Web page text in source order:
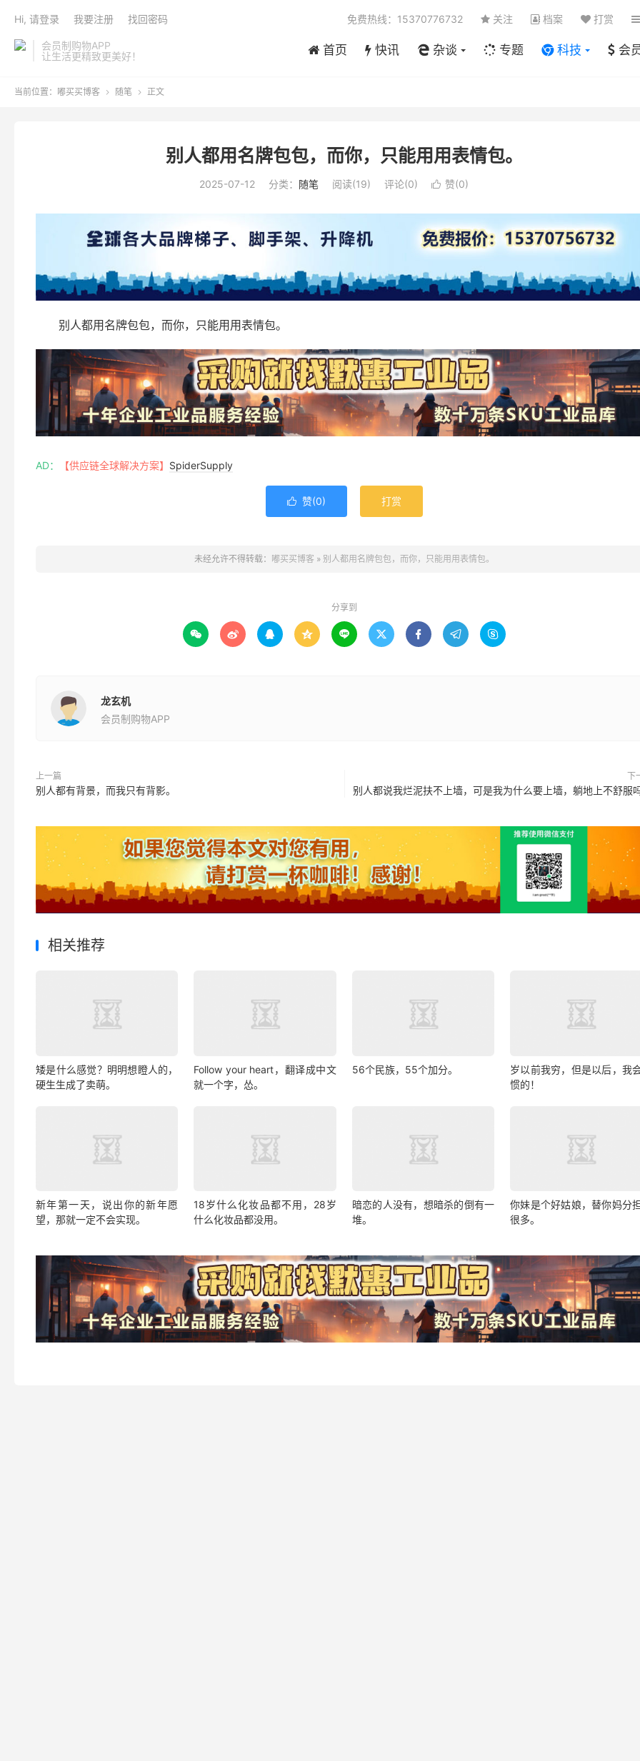
会员制购物APP
让生活更精致更美好！
首页 快讯 杂谈 专题 科技 会
免费热线：15370776732 关注 档案 打赏
Hi, 请登录 我要注册 找回密码
当前位置： 嘟买买博客  随笔  正文
别人都用名牌包包，而你，只能用用表情包。
2025-07-12 分类： 随笔 阅读(19) 评论(0)  赞(0)
别人都用名牌包包，而你，只能用用表情包。
AD： 【供应链全球解决方案】 SpiderSupply
 赞(0) 打赏
未经允许不得转载： 嘟买买博客 » 别人都用名牌包包，而你，只能用用表情包。
分享到
        
龙玄机
会员制购物APP
上一篇
别人都有背景，而我只有背影。
下
别人都说我烂泥扶不上墙，可是我为什么要上墙，躺地上不舒服
相关推荐
矮是什么感觉？明明想瞪人的，
硬生生成了卖萌。
Follow your heart，翻译成中文
就一个字，怂。
56个民族，55个加分。
岁以前我穷，但是以后，我
惯的！
新年第一天，说出你的新年愿
望，那就一定不会实现。
18岁什么化妆品都不用，28岁
什么化妆品都没用。
暗恋的人没有，想暗杀的倒有一
堆。
你妹是个好姑娘，替你妈分
很多。